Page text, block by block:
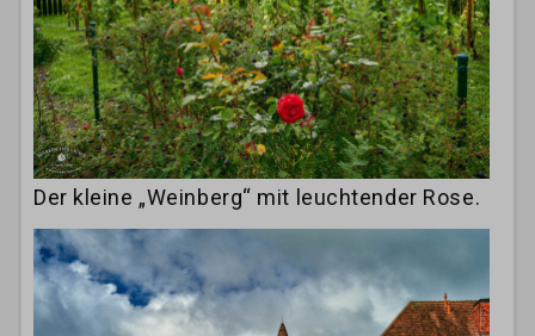
Der kleine „Weinberg“ mit leuchtender Rose.